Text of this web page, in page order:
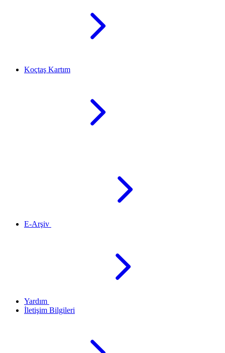
Koçtaş Kartım
E-Arşiv
Yardım
İletişim Bilgileri